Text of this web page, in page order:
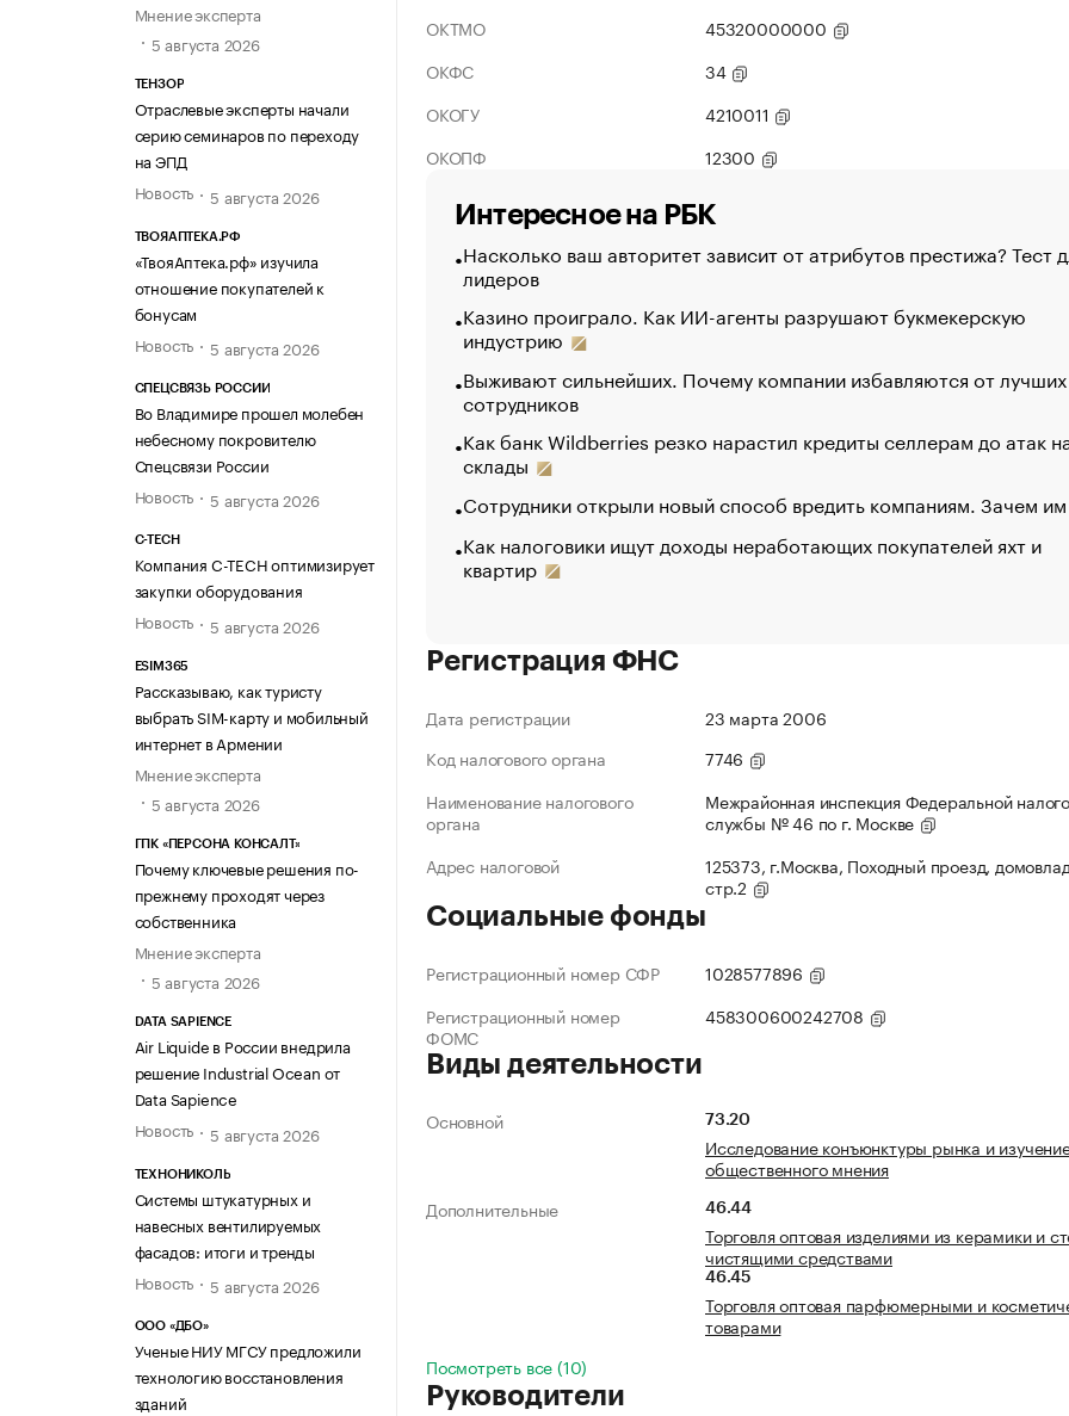
Мнение эксперта
5 августа 2026
ТЕНЗОР
Отраслевые эксперты начали
серию семинаров по переходу
на ЭПД
Новость
5 августа 2026
ТВОЯАПТЕКА.РФ
«ТвояАптека.рф» изучила
отношение покупателей к
бонусам
Новость
5 августа 2026
СПЕЦСВЯЗЬ РОССИИ
Во Владимире прошел молебен
небесному покровителю
Спецсвязи России
Новость
5 августа 2026
C-TECH
Компания C-TECH оптимизирует
закупки оборудования
Новость
5 августа 2026
ESIM365
Рассказываю, как туристу
выбрать SIM-карту и мобильный
интернет в Армении
Мнение эксперта
5 августа 2026
ГПК «ПЕРСОНА КОНСАЛТ»
Почему ключевые решения по-
прежнему проходят через
собственника
Мнение эксперта
5 августа 2026
DATA SAPIENCE
Air Liquide в России внедрила
решение Industrial Ocean от
Data Sapience
Новость
5 августа 2026
ТЕХНОНИКОЛЬ
Системы штукатурных и
навесных вентилируемых
фасадов: итоги и тренды
Новость
5 августа 2026
ООО «ДБО»
Ученые НИУ МГСУ предложили
технологию восстановления
зданий
ОКТМО
45320000000
ОКФС
34
ОКОГУ
4210011
ОКОПФ
12300
Интересное на РБК
Насколько ваш авторитет зависит от атрибутов престижа? Тест
лидеров
Казино проиграло. Как ИИ-агенты разрушают букмекерскую
индустрию
Выживают сильнейших. Почему компании избавляются от лучших
сотрудников
Как банк Wildberries резко нарастил кредиты селлерам до атак
склады
Сотрудники открыли новый способ вредить компаниям. Зачем
Как налоговики ищут доходы неработающих покупателей яхт и
квартир
Регистрация ФНС
Дата регистрации
23 марта 2006
Код налогового органа
7746
Наименование налогового
органа
Межрайонная инспекция Федеральной
службы № 46 по г. Москве
Адрес налоговой
125373, г.Москва, Походный проезд,
стр.2
Социальные фонды
Регистрационный номер СФР
1028577896
Регистрационный номер
ФОМС
458300600242708
Виды деятельности
Основной 73.20
Исследование конъюнктуры рынка и
общественного мнения
Дополнительные
46.44
Торговля оптовая изделиями из керамики и
чистящими средствами
46.45
Торговля оптовая парфюмерными и
товарами
Посмотреть все (10)
Руководители